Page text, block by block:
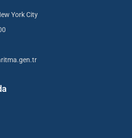
York City